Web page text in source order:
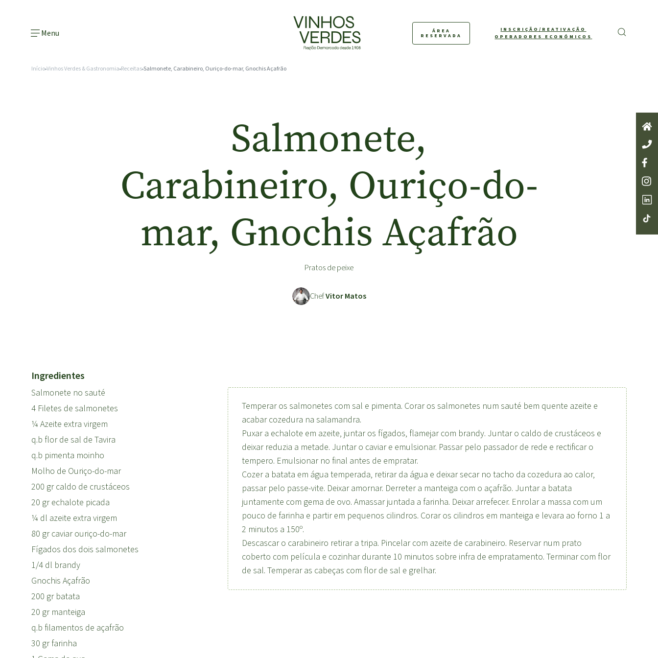
Menu ÁREA
RESERVADA
INSCRIÇÃO/REATIVAÇÃO
OPERADORES ECONÓMICOS
InícioVinhos Verdes & Gastronomia ReceitasSalmonete, Carabineiro, Ouriço-do-mar, Gnochis Açafrão
Salmonete,
Carabineiro, Ouriço-do-
mar, Gnochis Açafrão
Pratos de peixe
ChefVitor Matos
Ingredientes
Salmonete no sauté
4 Filetes de salmonetes
¼ Azeite extra virgem
q.b flor de sal de Tavira
q.b pimenta moinho
Molho de Ouriço-do-mar
200 gr caldo de crustáceos
20 gr echalote picada
¼ dl azeite extra virgem
80 gr caviar ouriço-do-mar
Fígados dos dois salmonetes
1/4 dl brandy
Gnochis Açafrão
200 gr batata
20 gr manteiga
q.b filamentos de açafrão
30 gr farinha
Temperar os salmonetes com sal e pimenta. Corar os salmonetes num sauté bem quente azeite e
acabar cozedura na salamandra.
Puxar a echalote em azeite, juntar os fígados, flamejar com brandy. Juntar o caldo de crustáceos e
deixar reduzia a metade. Juntar o caviar e emulsionar. Passar pelo passador de rede e rectificar o
tempero. Emulsionar no final antes de empratar.
Cozer a batata em água temperada, retirar da água e deixar secar no tacho da cozedura ao calor,
passar pelo passe-vite. Deixar amornar. Derreter a manteiga com o açafrão. Juntar a batata
juntamente com gema de ovo. Amassar juntada a farinha. Deixar arrefecer. Enrolar a massa com um
pouco de farinha e partir em pequenos cilindros. Corar os cilindros em manteiga e levara ao forno 1 a
2 minutos a 150º.
Descascar o carabineiro retirar a tripa. Pincelar com azeite de carabineiro. Reservar num prato
coberto com película e cozinhar durante 10 minutos sobre infra de empratamento. Terminar com flor
de sal. Temperar as cabeças com flor de sal e grelhar.